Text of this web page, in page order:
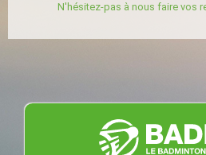
N'hésitez-pas à nous faire vos